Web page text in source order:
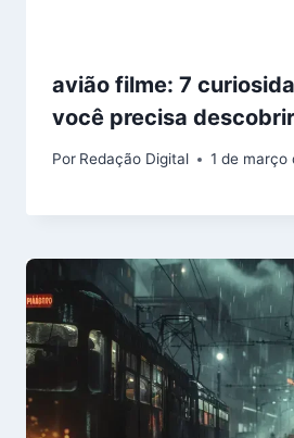
avião filme: 7
você precisa
Por Redação Digital 1 de março